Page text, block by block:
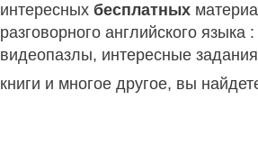
интересных бесплатных
разговорного английского языка
видеопазлы, интересные
книги и многое другое, вы